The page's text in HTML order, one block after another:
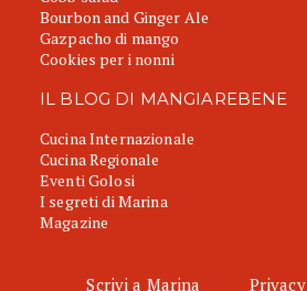
Bourbon and Ginger Ale
Gazpacho di mango
Cookies per i nonni
IL BLOG DI MANGIAREBENE
Cucina Internazionale
Cucina Regionale
Eventi Golosi
I segreti di Marina
Magazine
Scrivi a Marina Privacy